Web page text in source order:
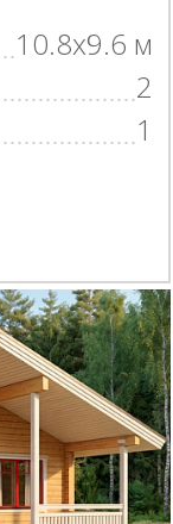
10.8x9.6 м
2
1